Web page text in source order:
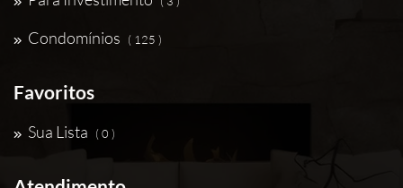
Condomínios ( 125 )
Favoritos
Sua Lista ( 0 )